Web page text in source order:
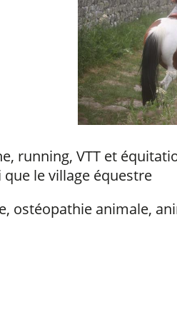
running, VTT et
le village équestre
ostéopathie animale,